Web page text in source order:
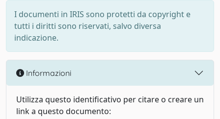
I documenti in IRIS sono protetti da copyright e
tutti i diritti sono riservati, salvo diversa
indicazione.
Informazioni
Utilizza questo identificativo per citare o creare un
link a questo documento: